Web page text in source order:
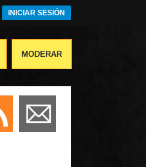
INICIAR SESIÓN
MODERAR